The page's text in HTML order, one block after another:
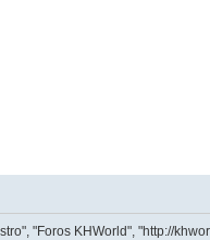
"Foros KHWorld", "http://